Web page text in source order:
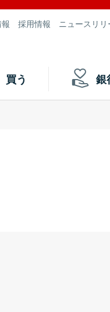
採用情報 ニュースリリ
買う 銀